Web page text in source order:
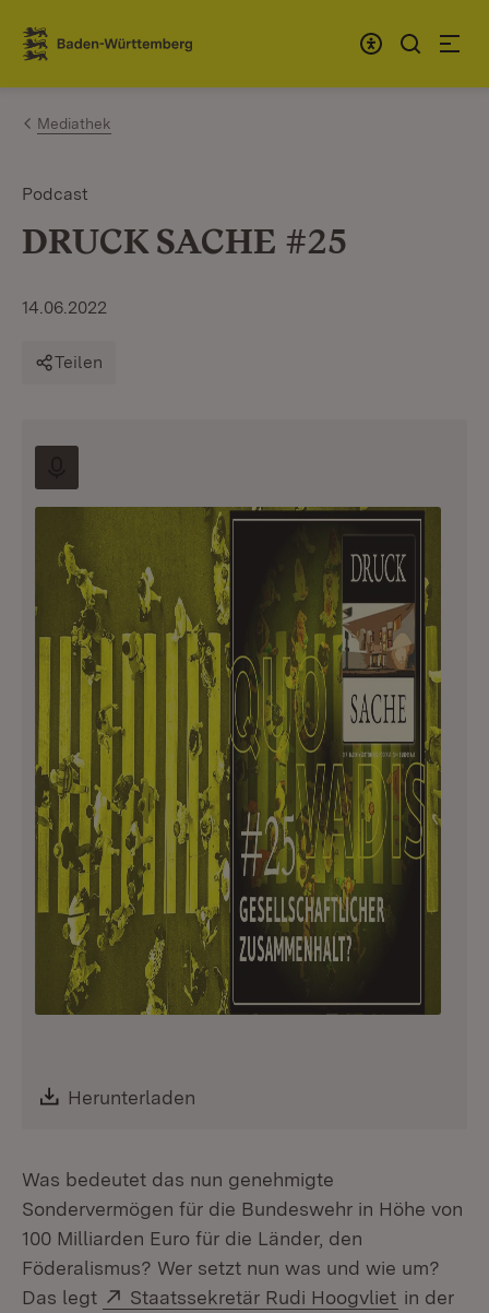
Zum Inhalt springen
Link zur Startseite
Mediathek
Podcast
DRUCK SACHE #25
14.06.2022
Teilen
Download:
Herunterladen
Was bedeutet das nun genehmigte
Sondervermögen für die Bundeswehr in Höhe von
100 Milliarden Euro für die Länder, den
Föderalismus? Wer setzt nun was und wie um?
Das legt
Extern:
Staatssekretär Rudi Hoogvliet (Öffnet
in der